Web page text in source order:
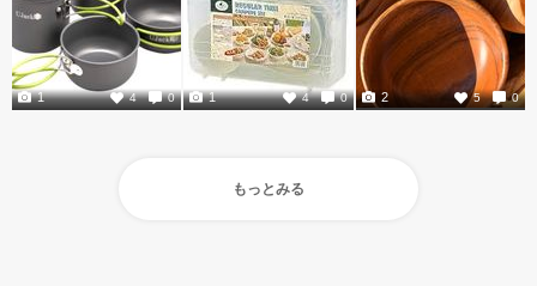
4 0
1 4 0
1 5 0
2
もっとみる